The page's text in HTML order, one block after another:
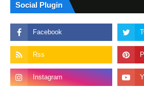
Social Plugin